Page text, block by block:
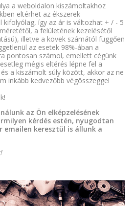
a weboldalon kiszámoltakhoz
eltérhet az ékszerek
kifolyólag, így az ár is változhat + / - 5
a felületének kezelésétől
illetve a kövek számától függően
az esetek 98%-ában a
pontosan számol, emellett cégünk
mégis eltérés lépne fel a
a kiszámolt súly között, akkor az ne
inkább kedvezőbb végösszeggel
az Ön elképzelésének
kérdés estén, nyugodtan
emailen keresztül is állunk a